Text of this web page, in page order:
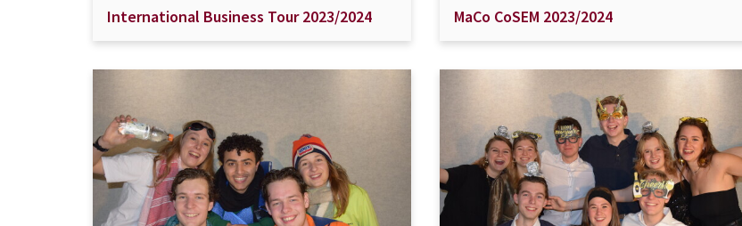
International Business Tour 2023/2024 MaCo CoSEM 2023/2024